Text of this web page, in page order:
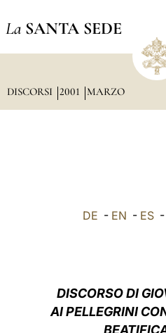
La SANTA SEDE
DISCORSI 2001 MARZO
DE - EN - ES -
DISCORSO DI
AI PELLEGRINI